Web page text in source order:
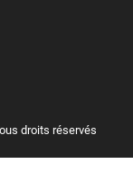
droits réservés